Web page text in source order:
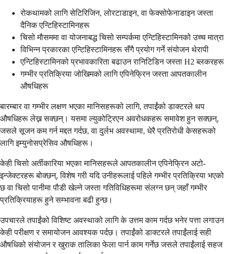
रोकथामको लागि सेटिरिजिन, लोरटाडाइन, वा फेक्सोफेनाडाइन जस्ता
दैनिक एन्टिहिस्टामिनहरू
चिसो मौसममा वा योजनाबद्ध चिसो सम्पर्कमा एन्टिहिस्टामिनको उच्च मात्रा
विभिन्न प्रकारका एन्टिहिस्टामिनहरू सँगै प्रयोग गर्ने संयोजन थेरापी
एन्टिहिस्टामिनको प्रभावकारिता बढाउन रानिटिडिन जस्ता H2 ब्लकरहरू
गम्भीर प्रतिक्रिया जोखिमको लागि एपिनेफ्रिन जस्ता आपतकालीन
औषधिहरू
बारम्बार वा गम्भीर लक्षण भएका मानिसहरूको लागि, तपाईंको डाक्टरले थप
औषधिहरू लेख्न सक्छन्। यसमा ल्युकोट्रिएन अवरोधकहरू समावेश हुन सक्छन्,
जसले सूजन कम गर्न मद्दत गर्दछ, वा दुर्लभ अवस्थामा, धेरै प्रतिरोधी केसहरूको
लागि इम्युनोसप्रेसिव औषधिहरू।
केही चिसो अर्तीकारिया भएका मानिसहरूले आपतकालीन एपिनेफ्रिन अटो-
इन्जेक्टरहरू बोक्छन्, विशेष गरी यदि उनीहरूलाई पहिले गम्भीर प्रतिक्रिया भएको
छ वा चिसो पानीमा पौडी खेल्ने जस्ता गतिविधिहरूमा संलग्न छन् जहाँ गम्भीर
प्रतिक्रियाहरू हुने सम्भावना बढी हुन्छ।
उपचारले तपाईंको विशिष्ट अवस्थाको लागि के उत्तम काम गर्दछ भनेर पत्ता लगाउन
केही परीक्षण र समायोजन आवश्यक पर्दछ। तपाईंको डाक्टरले तपाईंलाई सही
औषधिको संयोजन र खुराक तालिका फेला पार्न काम गर्नेछ जसले तपाईंलाई सहज